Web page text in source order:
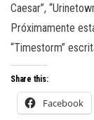
Caesar”,
Próximamente
“Timestorm”
Share this:
Facebook